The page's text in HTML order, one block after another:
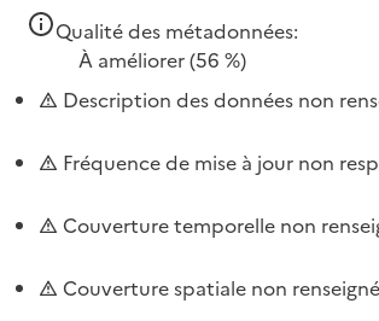
Qualité des métadonnées:
À améliorer(56 %)
Description des données non
Fréquence de mise à jour non
Couverture temporelle non
Couverture spatiale non